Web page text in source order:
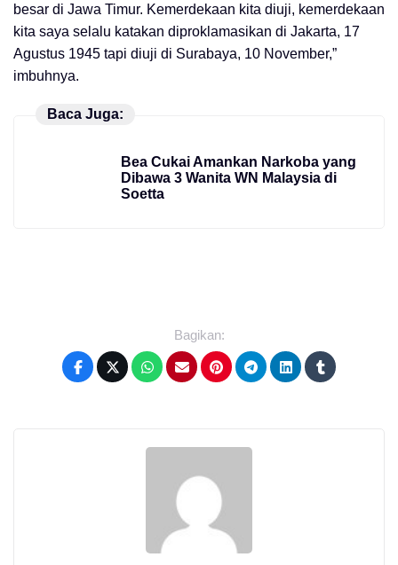
besar di Jawa Timur. Kemerdekaan kita diuji, kemerdekaan
kita saya selalu katakan diproklamasikan di Jakarta, 17
Agustus 1945 tapi diuji di Surabaya, 10 November,”
imbuhnya.
Baca Juga:
Bea Cukai Amankan Narkoba yang
Dibawa 3 Wanita WN Malaysia di
Soetta
Bagikan: